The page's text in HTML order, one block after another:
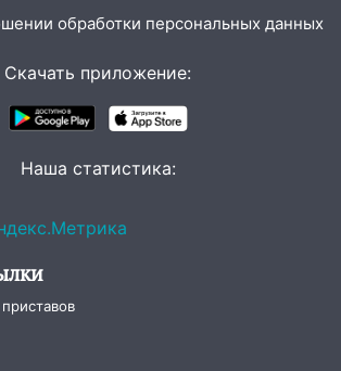
области убрали
культур
кирпич в жену брата: в
области завели дело на
женщину
авария в Ульяновске
до квартиры и ограбил:
женщины оказался
обработки персональных данных
Скачать приложение:
Наша статистика: